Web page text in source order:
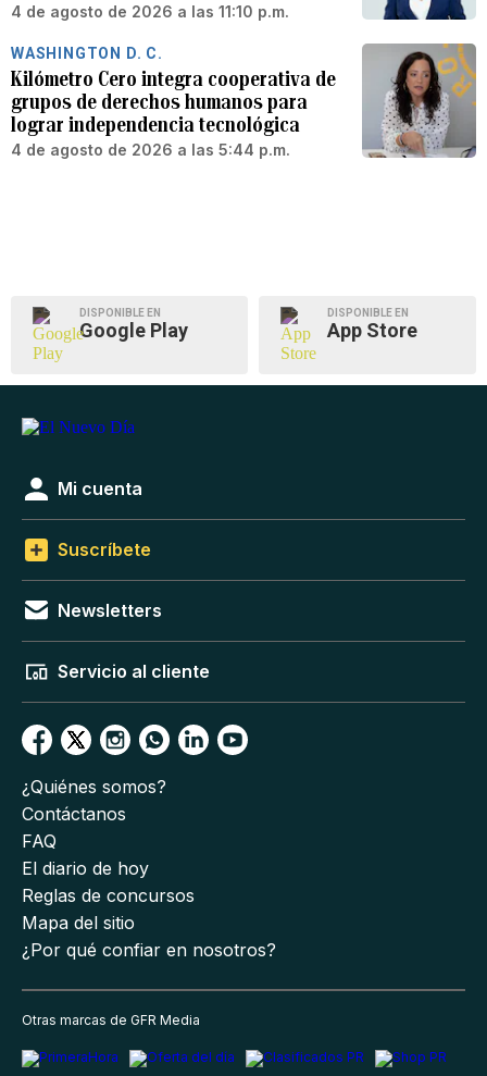
4 de agosto de 2026 a las 11:10 p.m.
WASHINGTON D. C.
Kilómetro Cero integra cooperativa de
grupos de derechos humanos para
lograr independencia tecnológica
4 de agosto de 2026 a las 5:44 p.m.
DISPONIBLE EN
Google Play
DISPONIBLE EN
App Store
Mi cuenta
Suscríbete
Newsletters
Servicio al cliente
¿Quiénes somos?
Contáctanos
FAQ
El diario de hoy
Reglas de concursos
Mapa del sitio
¿Por qué confiar en nosotros?
Otras marcas de GFR Media